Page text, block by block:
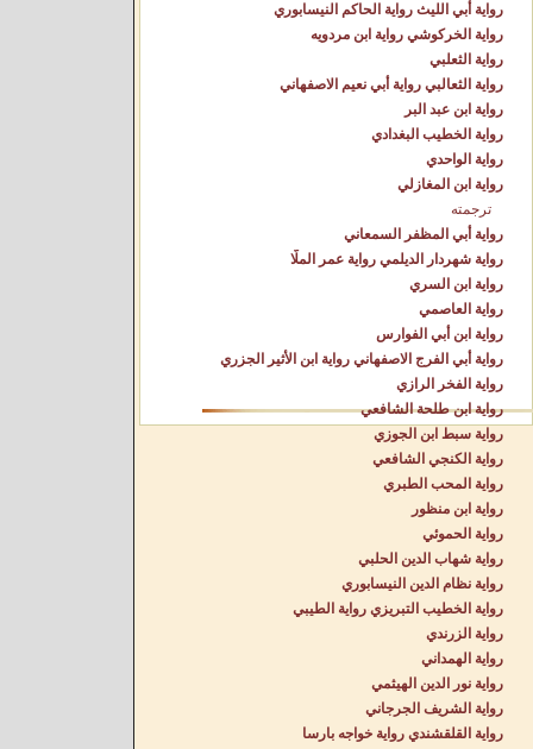
رواية أبي الليث رواية الحاكم النيسابوري
رواية الخركوشي رواية ابن مردويه
رواية الثعلبي
رواية الثعالبي رواية أبي نعيم الاصفهاني
رواية ابن عبد البر
رواية الخطيب البغدادي
رواية الواحدي
رواية ابن المغازلي
ترجمته
رواية أبي المظفر السمعاني
رواية شهردار الديلمي رواية عمر الملّا
رواية ابن السري
رواية العاصمي
رواية ابن أبي الفوارس
رواية أبي الفرج الاصفهاني رواية ابن الأثير الجزري
رواية الفخر الرازي
رواية ابن طلحة الشافعي
رواية سبط ابن الجوزي
رواية الكنجي الشافعي
رواية المحب الطبري
رواية ابن منظور
رواية الحموئي
رواية شهاب الدين الحلبي
رواية نظام الدين النيسابوري
رواية الخطيب التبريزي رواية الطيبي
رواية الزرندي
رواية الهمداني
رواية نور الدين الهيثمي
رواية الشريف الجرجاني
رواية القلقشندي رواية خواجه بارسا